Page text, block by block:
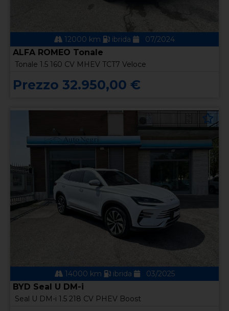
12000 km ibrida 07/2024
ALFA ROMEO Tonale
Tonale 1.5 160 CV MHEV TCT7 Veloce
Prezzo 32.950,00 €
14000 km ibrida 03/2025
BYD Seal U DM-i
Seal U DM-i 1.5 218 CV PHEV Boost